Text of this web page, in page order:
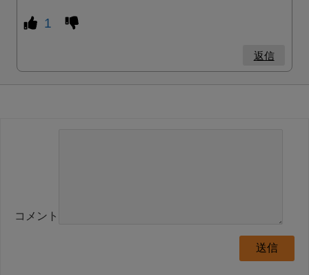
1
返信
コメント